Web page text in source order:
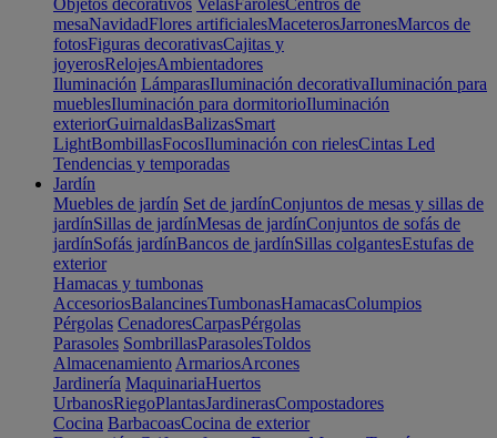
Objetos decorativos VelasFarolesCentros de
mesaNavidadFlores artificialesMaceterosJarronesMarcos de
fotosFiguras decorativasCajitas y
joyerosRelojesAmbientadores
Iluminación LámparasIluminación decorativaIluminación para
mueblesIluminación para dormitorioIluminación
exteriorGuirnaldasBalizasSmart
LightBombillasFocosIluminación con rielesCintas Led
Tendencias y temporadas
Jardín
Muebles de jardín Set de jardínConjuntos de mesas y sillas de
jardínSillas de jardínMesas de jardínConjuntos de sofás de
jardínSofás jardínBancos de jardínSillas colgantesEstufas de
exterior
Hamacas y tumbonas
AccesoriosBalancinesTumbonasHamacasColumpios
Pérgolas CenadoresCarpasPérgolas
Parasoles SombrillasParasolesToldos
Almacenamiento ArmariosArcones
Jardinería MaquinariaHuertos
UrbanosRiegoPlantasJardinerasCompostadores
Cocina BarbacoasCocina de exterior